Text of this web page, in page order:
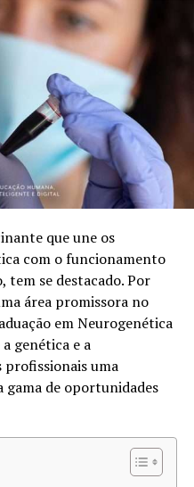
que une os
com o funcionamento
tem se destacado. Por
área promissora no
em Neurogenética
genética e a
profissionais uma
gama de oportunidades